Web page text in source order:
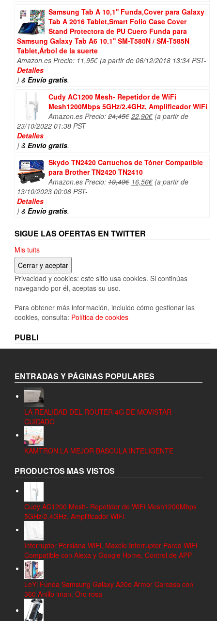
Samsung Tab A 10,1'' Funda,Cover para Galaxy
Tab A 2016 Tablet,Smart Folio Case Cover
Stand Protectora de PU Cuero Funda para
Samsung Galaxy Tab A6 10.1'' SM-T580N / SM-T585N
Tablet,Árbol de la suerte
Amazon.es Precio: 11,95€ (a partir de 06/12/2018 13:34 PST-
Detalles
) & Envío gratis.
Cudy AC1200 Mesh- Repetidor de WiFi
Mesh1200Mbps 5GHz/2.4GHz, Amplificador WiFi
Amazon.es Precio: 24,45€ El
22,90€El(a partir de
23/10/2022 01:38 PST-
Detalles
) & Envío gratis.
Skydo TN2420 Cartuchos de Tóner Compatible
para Brother TN2420 TN2410
Amazon.es Precio: 19,49€ El
16,56€El(a partir de
13/10/2023 00:08 PST-
Detalles
) & Envío gratis.
SIGUE LAS OFERTAS EN TWITTER
Mis tuits
Privacidad y cookies: este sitio usa cookies. Si continúas
navegando por él, aceptas su uso.
Para obtener más información, incluido cómo gestionar las
cookies, consulta: Política de cookies
PUBLI
ENTRADAS Y PÁGINAS POPULARES
LA REALIDAD DEL ROUTER 4G DE MOVISTAR –
CUIDADO
KAMTRON LA MEJOR BASCULA INTELIGENTE
PRODUCTOS MAS VISTOS
Cudy AC1200 Mesh- Repetidor de WiFi Mesh1200Mbps
5GHz/2.4GHz, Amplificador WiFi
Interruptor Persiana WiFi, Maxcio Interruptor Pared WiFi
Compatible con Alexa y Google Home, Control de APP
LeYi Funda Samsung Galaxy A20e Armor Carcasa con
360 Anillo iman, Oro rosa